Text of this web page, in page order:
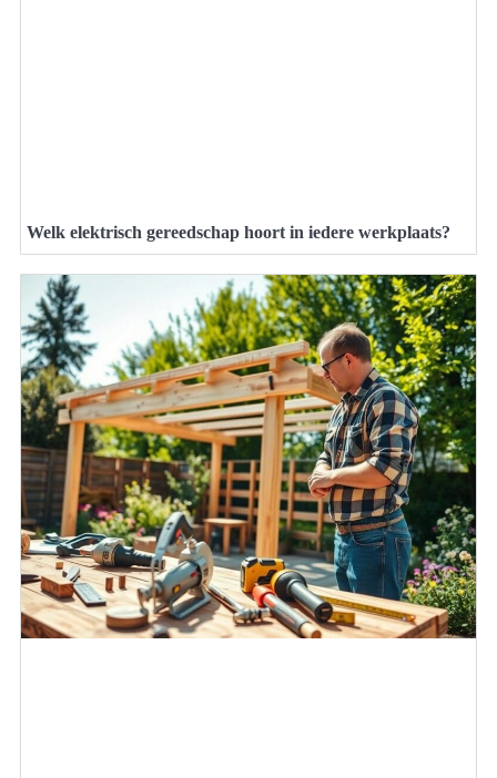
Welk elektrisch gereedschap hoort in iedere werkplaats?